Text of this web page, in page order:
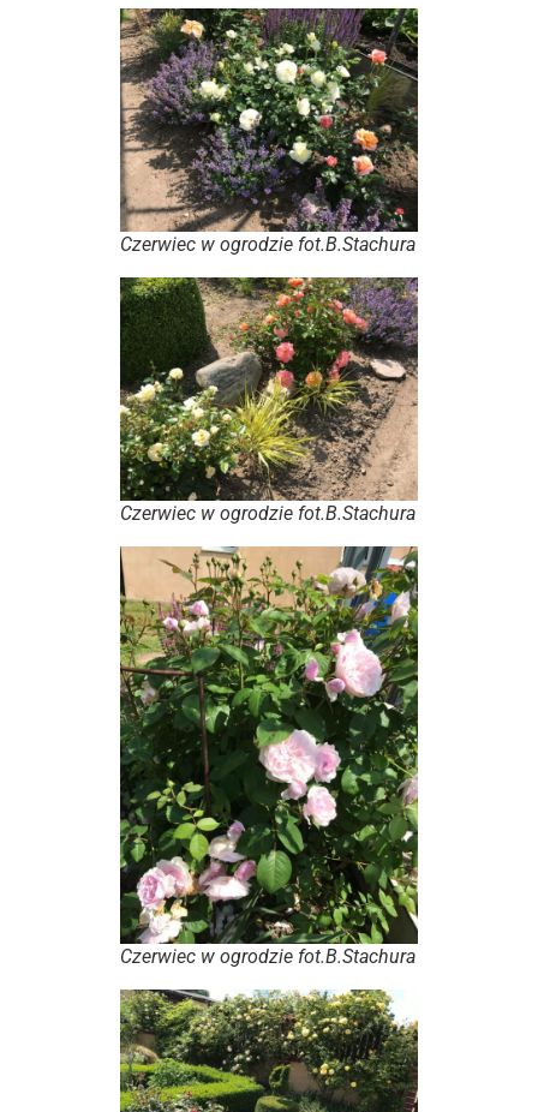
Czerwiec w ogrodzie fot.B.Stachura
Czerwiec w ogrodzie fot.B.Stachura
Czerwiec w ogrodzie fot.B.Stachura